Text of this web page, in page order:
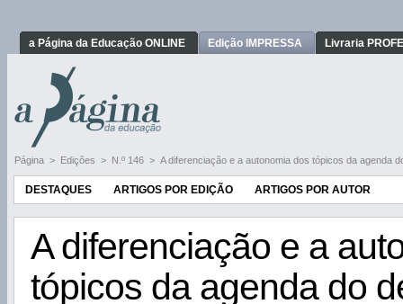
a Página da Educação ONLINE Edição IMPRESSA Livraria
Página > Edições > N.º 146 > A diferenciação e a autonomia dos tópicos da agenda
DESTAQUES ARTIGOS POR EDIÇÃO ARTIGOS POR AUTOR
A diferenciação e a
tópicos da agenda do